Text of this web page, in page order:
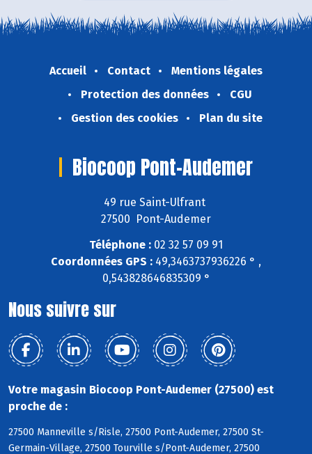
Accueil Contact
Mentions légales
Protection des données
CGU
Gestion des cookies
Plan du site
Biocoop Pont-Audemer
49 rue Saint-Ulfrant
27500 Pont-Audemer
Téléphone : 02 32 57 09 91
Coordonnées GPS : 49,3463737936226 ° ,
0,543828646835309 °
Nous suivre sur
Votre magasin Biocoop Pont-Audemer (27500) est
proche de :
27500 Manneville s/Risle, 27500 Pont-Audemer, 27500 St-
Germain-Village, 27500 Tourville s/Pont-Audemer, 27500